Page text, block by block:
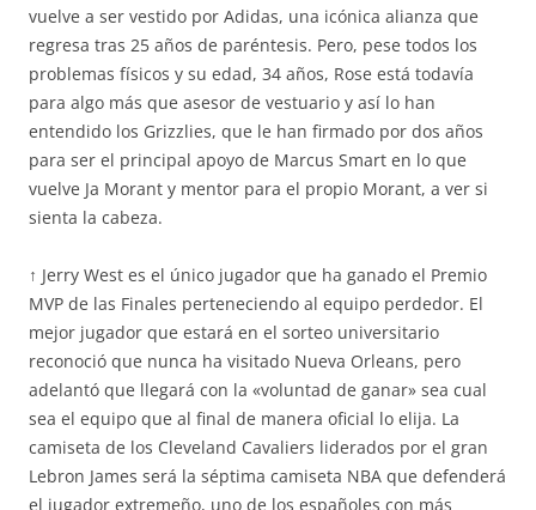
vuelve a ser vestido por Adidas, una icónica alianza que
regresa tras 25 años de paréntesis. Pero, pese todos los
problemas físicos y su edad, 34 años, Rose está todavía
para algo más que asesor de vestuario y así lo han
entendido los Grizzlies, que le han firmado por dos años
para ser el principal apoyo de Marcus Smart en lo que
vuelve Ja Morant y mentor para el propio Morant, a ver si
sienta la cabeza.
↑ Jerry West es el único jugador que ha ganado el Premio
MVP de las Finales perteneciendo al equipo perdedor. El
mejor jugador que estará en el sorteo universitario
reconoció que nunca ha visitado Nueva Orleans, pero
adelantó que llegará con la «voluntad de ganar» sea cual
sea el equipo que al final de manera oficial lo elija. La
camiseta de los Cleveland Cavaliers liderados por el gran
Lebron James será la séptima camiseta NBA que defenderá
el jugador extremeño, uno de los españoles con más